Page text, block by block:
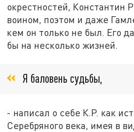
окрестностей, Константин
воином, поэтом и даже
кем он только не был. Его
бы на несколько жизней.
Я баловень судьбы,
- написал о себе К.Р. как
Серебряного века, имея в